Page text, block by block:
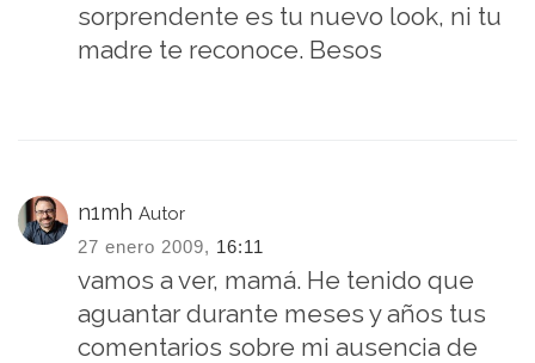
sorprendente es tu nuevo look, ni tu
madre te reconoce. Besos
n1mh Autor
27 enero 2009, 16:11
vamos a ver, mamá. He tenido que
aguantar durante meses y años tus
comentarios sobre mi ausencia de